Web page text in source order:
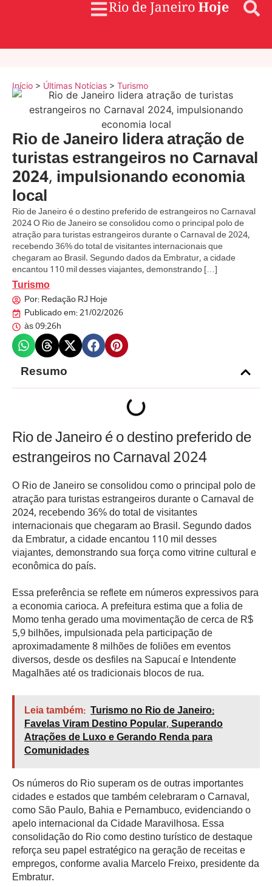
Início > Últimas Notícias > Turismo
Rio de Janeiro lidera atração de
turistas estrangeiros no Carnaval
2024, impulsionando economia
local
Rio de Janeiro é o destino preferido de estrangeiros no Carnaval
2024 O Rio de Janeiro se consolidou como o principal polo de
atração para turistas estrangeiros durante o Carnaval de 2024,
recebendo 36% do total de visitantes internacionais que
chegaram ao Brasil. Segundo dados da Embratur, a cidade
encantou 110 mil desses viajantes, demonstrando […]
Turismo
Por: Redação RJ Hoje
Publicado em:21/02/2026
às09:26h
Resumo
Rio de Janeiro é o destino preferido de
estrangeiros no Carnaval 2024
O Rio de Janeiro se consolidou como o principal polo de
atração para turistas estrangeiros durante o Carnaval de
2024, recebendo 36% do total de visitantes
internacionais que chegaram ao Brasil. Segundo dados
da Embratur, a cidade encantou 110 mil desses
viajantes, demonstrando sua força como vitrine cultural e
econômica do país.
Essa preferência se reflete em números expressivos para
a economia carioca. A prefeitura estima que a folia de
Momo tenha gerado uma movimentação de cerca de R$
5,9 bilhões, impulsionada pela participação de
aproximadamente 8 milhões de foliões em eventos
diversos, desde os desfiles na Sapucaí e Intendente
Magalhães até os tradicionais blocos de rua.
Leia também: Turismo no Rio de Janeiro:
Favelas Viram Destino Popular, Superando
Atrações de Luxo e Gerando Renda para
Comunidades
Os números do Rio superam os de outras importantes
cidades e estados que também celebraram o Carnaval,
como São Paulo, Bahia e Pernambuco, evidenciando o
apelo internacional da Cidade Maravilhosa. Essa
consolidação do Rio como destino turístico de destaque
reforça seu papel estratégico na geração de receitas e
empregos, conforme avalia Marcelo Freixo, presidente da
Embratur.